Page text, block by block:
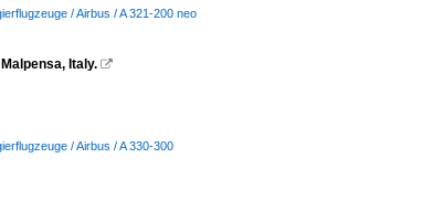
/ Airbus / A 321-200 neo
Italy. 
/ Airbus / A 330-300